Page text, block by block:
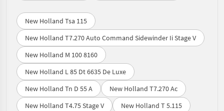
New Holland Tsa 115
New Holland T7.270 Auto Command Sidewinder Ii Stage V
New Holland M 100 8160
New Holland L 85 Dt 6635 De Luxe
New Holland Tn D 55 A
New Holland T7.270 Ac
New Holland T4.75 Stage V
New Holland T 5.115